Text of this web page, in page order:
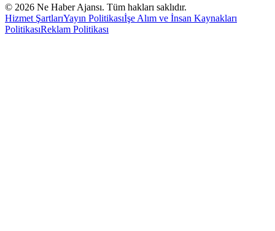
© 2026 Ne Haber Ajansı. Tüm hakları saklıdır.
Hizmet ŞartlarıYayın Politikasıİşe Alım ve İnsan Kaynakları
PolitikasıReklam Politikası